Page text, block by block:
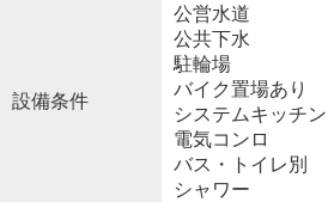
設備条件
公営水道
公共下水
駐輪場
バイク置場あり
システムキッチン
電気コンロ
バス・トイレ別
シャワー